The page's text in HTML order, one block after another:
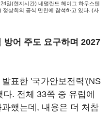
일(현지시간) 네덜란드 헤이그 하우스텐
정상회의 공식 만찬에 참석하고 있다. (사
어 주도 요구하며 2027
표한 '국가안보전력'(NS
. 전체 33쪽 중 유럽에
했는데, 내용은 더 처참